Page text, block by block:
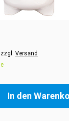
Versand
In den